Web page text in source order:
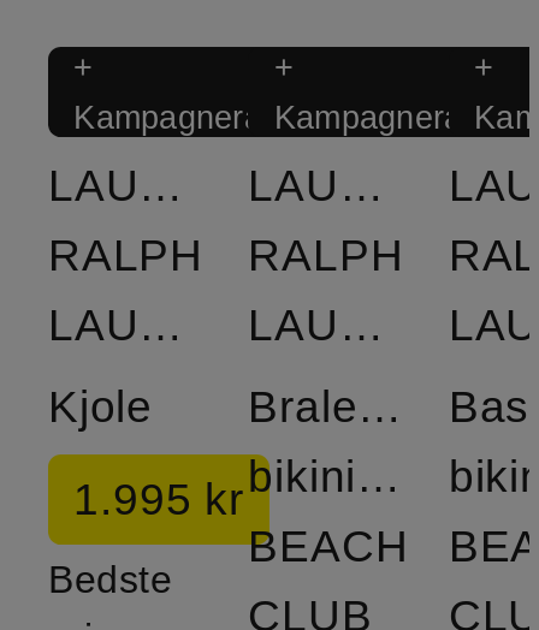
+
Kampagnerabat
LAUREN
RALPH
LAUREN
Kjole
1.995 kr
Bedste
+
Kampagnerabat
LAUREN
RALPH
LAUREN
Bralette-
bikinitop
BEACH
CLUB
+